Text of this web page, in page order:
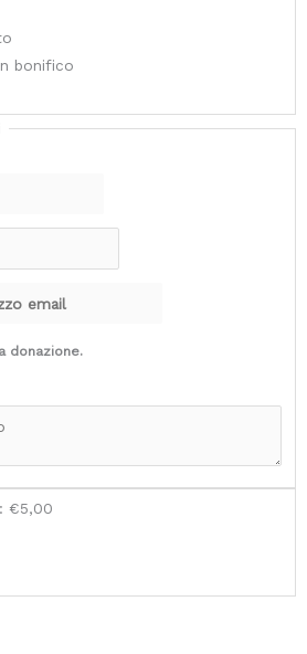
bonifico
donazione.
€5,00